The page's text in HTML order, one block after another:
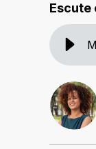
Escute